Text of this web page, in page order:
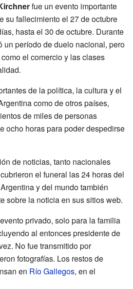
fue un evento importante
su fallecimiento el 27 de octubre
hasta el 30 de octubre. Durante
un período de duelo nacional, pero
el comercio y las clases
de la política, la cultura y el
como de otros países,
de miles de personas
ocho horas para poder despedirse
de noticias, tanto nacionales
el funeral las 24 horas del
y del mundo también
sobre la noticia en sus sitios web.
privado, solo para la familia
al entonces presidente de
No fue transmitido por
fotografías. Los restos de
en Río Gallegos, en el